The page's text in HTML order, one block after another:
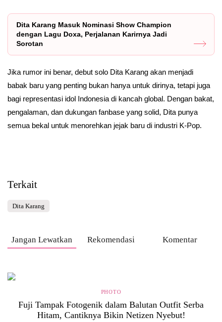
Dita Karang Masuk Nominasi Show Champion
dengan Lagu Doxa, Perjalanan Karirnya Jadi
Sorotan
Jika rumor ini benar, debut solo Dita Karang akan menjadi
babak baru yang penting bukan hanya untuk dirinya, tetapi juga
bagi representasi idol Indonesia di kancah global. Dengan bakat,
pengalaman, dan dukungan fanbase yang solid, Dita punya
semua bekal untuk menorehkan jejak baru di industri K-Pop.
Terkait
Dita Karang
Jangan Lewatkan Rekomendasi Komentar
PHOTO
Fuji Tampak Fotogenik dalam Balutan Outfit Serba
Hitam, Cantiknya Bikin Netizen Nyebut!